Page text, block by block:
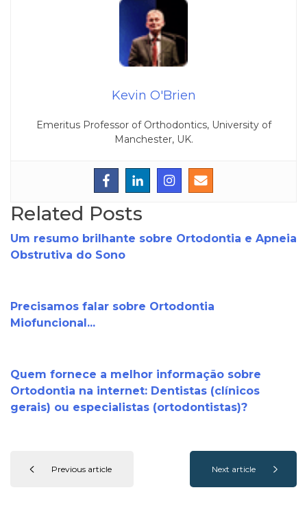
Kevin O'Brien
Emeritus Professor of Orthodontics, University of
Manchester, UK.
Related Posts
Um resumo brilhante sobre Ortodontia e Apneia
Obstrutiva do Sono
Precisamos falar sobre Ortodontia
Miofuncional...
Quem fornece a melhor informação sobre
Ortodontia na internet: Dentistas (clínicos
gerais) ou especialistas (ortodontistas)?
Previous article Next article